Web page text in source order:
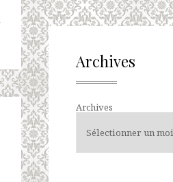
Archives
Archives